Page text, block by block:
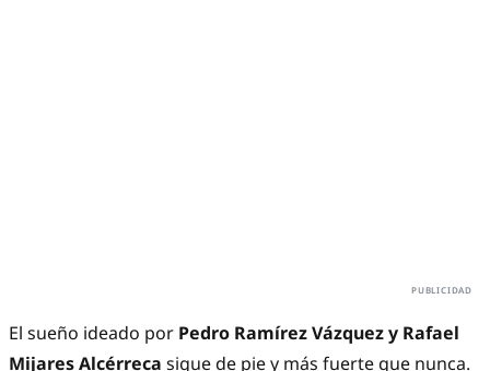
El sueño ideado por Pedro Ramírez Vázquez y Rafael
Mijares Alcérreca sigue de pie y más fuerte que nunca.